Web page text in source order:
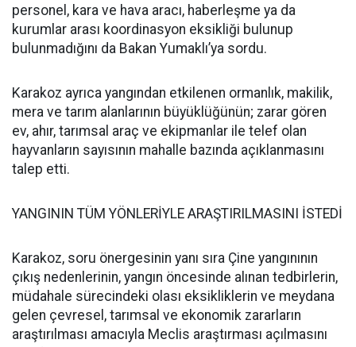
personel, kara ve hava aracı, haberleşme ya da
kurumlar arası koordinasyon eksikliği bulunup
bulunmadığını da Bakan Yumaklı’ya sordu.
Karakoz ayrıca yangından etkilenen ormanlık, makilik,
mera ve tarım alanlarının büyüklüğünün; zarar gören
ev, ahır, tarımsal araç ve ekipmanlar ile telef olan
hayvanların sayısının mahalle bazında açıklanmasını
talep etti.
YANGININ TÜM YÖNLERİYLE ARAŞTIRILMASINI İSTEDİ
Karakoz, soru önergesinin yanı sıra Çine yangınının
çıkış nedenlerinin, yangın öncesinde alınan tedbirlerin,
müdahale sürecindeki olası eksikliklerin ve meydana
gelen çevresel, tarımsal ve ekonomik zararların
araştırılması amacıyla Meclis araştırması açılmasını